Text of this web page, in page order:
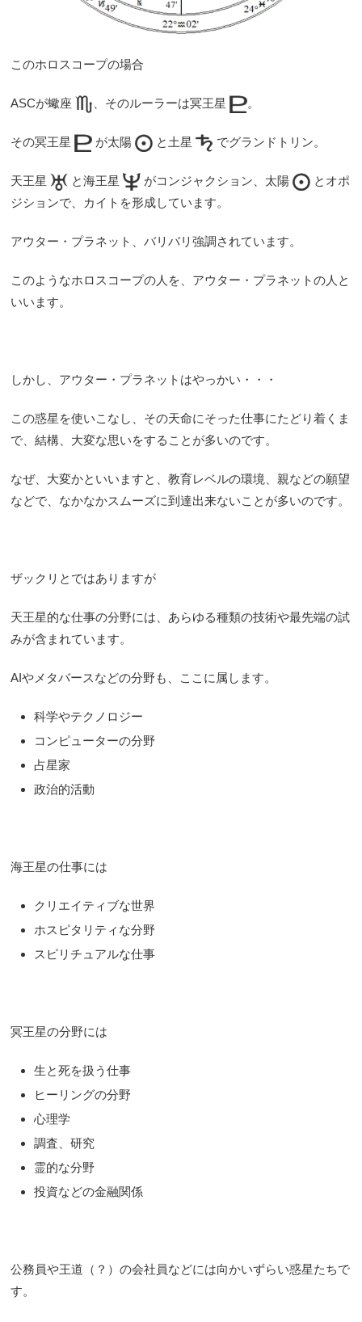
このホロスコープの場合
ASCが蠍座 、そのルーラーは冥王星 。
その冥王星 が太陽 と土星 でグランドトリン。
天王星 と海王星 がコンジャクション、太陽
とオポ
ジションで、カイトを形成しています。
アウター・プラネット、バリバリ強調されています。
このようなホロスコープの人を、アウター・プラネットの人と
いいます。
しかし、アウター・プラネットはやっかい・・・
この惑星を使いこなし、その天命にそった仕事にたどり着くま
で、結構、大変な思いをすることが多いのです。
なぜ、大変かといいますと、教育レベルの環境、親などの願望
などで、なかなかスムーズに到達出来ないことが多いのです。
ザックリとではありますが
天王星的な仕事の分野には、あらゆる種類の技術や最先端の試
みが含まれています。
AIやメタバースなどの分野も、ここに属します。
科学やテクノロジー
コンピューターの分野
占星家
政治的活動
海王星の仕事には
クリエイティブな世界
ホスピタリティな分野
スピリチュアルな仕事
冥王星の分野には
生と死を扱う仕事
ヒーリングの分野
心理学
調査、研究
霊的な分野
投資などの金融関係
公務員や王道（？）の会社員などには向かいずらい惑星たちで
す。